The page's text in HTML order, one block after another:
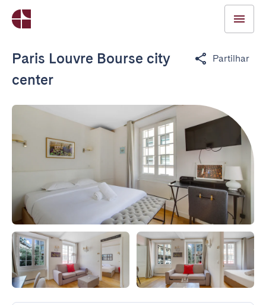
Paris Louvre Bourse city
center
Partilhar